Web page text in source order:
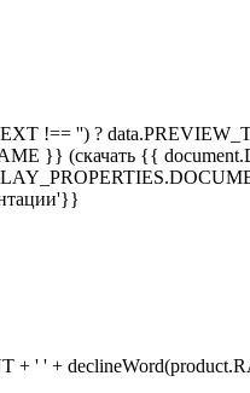
!== '') ?
}} (скачать {{
+ ' ' +